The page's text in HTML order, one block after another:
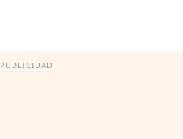
PUBLICIDAD